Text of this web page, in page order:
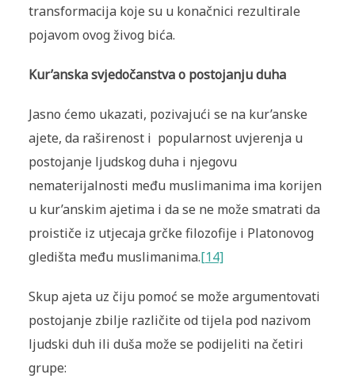
transformacija koje su u konačnici rezultirale
pojavom ovog živog bića.
Kur’anska svjedočanstva o postojanju duha
Jasno ćemo ukazati, pozivajući se na kur’anske
ajete, da raširenost i popularnost uvjerenja u
postojanje ljudskog duha i njegovu
nematerijalnosti među muslimanima ima korijen
u kur’anskim ajetima i da se ne može smatrati da
proističe iz utjecaja grčke filozofije i Platonovog
gledišta među muslimanima.[14]
Skup ajeta uz čiju pomoć se može argumentovati
postojanje zbilje različite od tijela pod nazivom
ljudski duh ili duša može se podijeliti na četiri
grupe: